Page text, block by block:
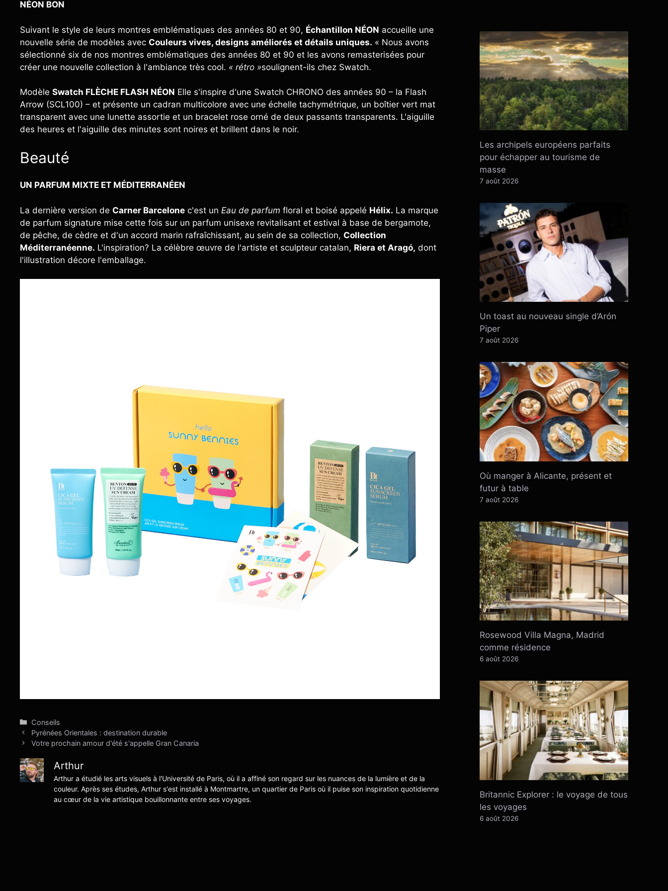
NÉON BON
Suivant le style de leurs montres emblématiques des années 80 et 90, Échantillon NÉON accueille une
nouvelle série de modèles avec Couleurs vives, designs améliorés et détails uniques. « Nous avons
sélectionné six de nos montres emblématiques des années 80 et 90 et les avons remasterisées pour
créer une nouvelle collection à l'ambiance très cool. « rétro »soulignent-ils chez Swatch.
Modèle Swatch FLÈCHE FLASH NÉON Elle s'inspire d'une Swatch CHRONO des années 90 – la Flash
Arrow (SCL100) – et présente un cadran multicolore avec une échelle tachymétrique, un boîtier vert mat
transparent avec une lunette assortie et un bracelet rose orné de deux passants transparents. L'aiguille
des heures et l'aiguille des minutes sont noires et brillent dans le noir.
Beauté
UN PARFUM MIXTE ET MÉDITERRANÉEN
La dernière version de Carner Barcelone c'est un Eau de parfum floral et boisé appelé Hélix. La marque
de parfum signature mise cette fois sur un parfum unisexe revitalisant et estival à base de bergamote,
de pêche, de cèdre et d'un accord marin rafraîchissant, au sein de sa collection, Collection
Méditerranéenne. L'inspiration? La célèbre œuvre de l'artiste et sculpteur catalan, Riera et Aragó, dont
l'illustration décore l'emballage.
Catégories
Conseils
Pyrénées Orientales : destination durable
Votre prochain amour d'été s'appelle Gran Canaria
Arthur
Arthur a étudié les arts visuels à l'Université de Paris, où il a affiné son regard sur les nuances de la lumière et de la
couleur. Après ses études, Arthur s'est installé à Montmartre, un quartier de Paris où il puise son inspiration quotidienne
au cœur de la vie artistique bouillonnante entre ses voyages.
Les archipels européens parfaits
pour échapper au tourisme de
masse
7 août 2026
Un toast au nouveau single d’Arón
Piper
7 août 2026
Où manger à Alicante, présent et
futur à table
7 août 2026
Rosewood Villa Magna, Madrid
comme résidence
6 août 2026
Britannic Explorer : le voyage de tous
les voyages
6 août 2026